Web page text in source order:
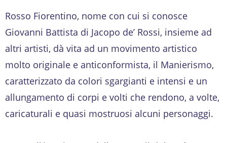
Rosso Fiorentino, nome con cui si conosce
Giovanni Battista di Jacopo de’ Rossi, insieme ad
altri artisti, dà vita ad un movimento artistico
molto originale e anticonformista, il Manierismo,
caratterizzato da colori sgargianti e intensi e un
allungamento di corpi e volti che rendono, a volte,
caricaturali e quasi mostruosi alcuni personaggi.